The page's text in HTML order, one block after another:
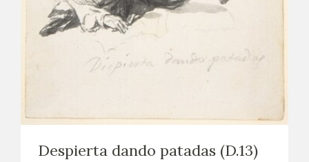
Despierta dando patadas (D.13)